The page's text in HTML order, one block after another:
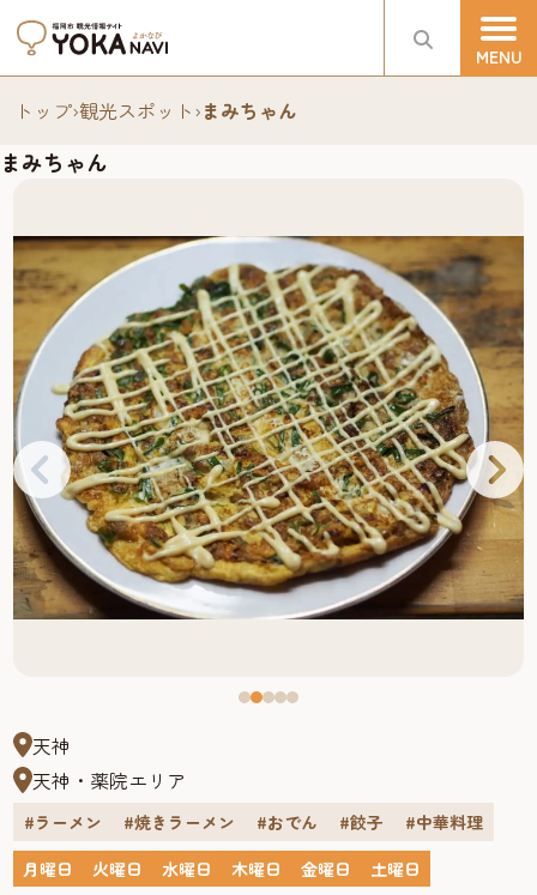
トップ›観光スポット›まみちゃん
まみちゃん
天神
天神・薬院エリア
#ラーメン #焼きラーメン #おでん #餃子
#中華料理
月曜日
火曜日 水曜日 木曜日 金曜日
土曜日